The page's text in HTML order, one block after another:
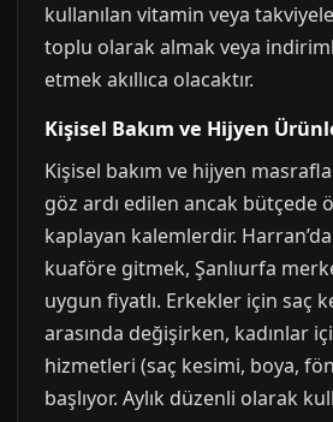
kullanılan vitamin veya
toplu olarak almak veya
etmek akıllıca olacaktır.
Kişisel Bakım ve Hijyen
Kişisel bakım ve hijyen
göz ardı edilen ancak bütçede
kaplayan kalemlerdir.
kuaföre gitmek, Şanlıurfa
uygun fiyatlı. Erkekler için saç
arasında değişirken, kadınlar
hizmetleri (saç kesimi, boya,
başlıyor. Aylık düzenli olarak